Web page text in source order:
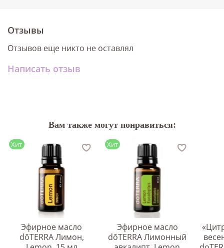
Отзывы
Отзывов еще никто не оставлял
Написать отзыв
Вам также могут понравиться:
Хит
Эфирное масло
dōTERRA Лимон,
Хит
Эфирное масло
dōTERRA Лимонный